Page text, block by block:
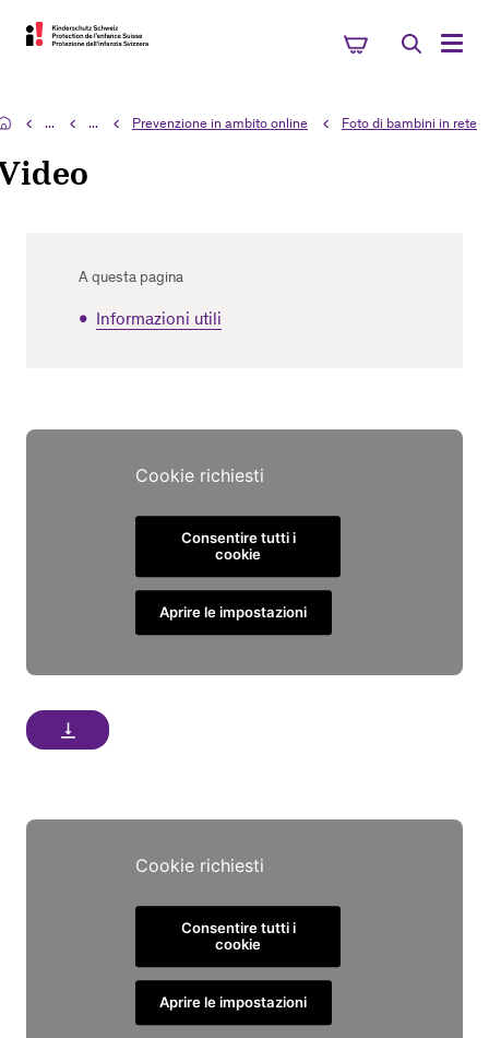
... ... Prevenzione in ambito online Foto di bambini in rete
A questa pagina
Informazioni utili
Cookie richiesti
Consentire tutti i
cookie
Aprire le impostazioni
vertical_align_bottom
Cookie richiesti
Consentire tutti i
cookie
Aprire le impostazioni